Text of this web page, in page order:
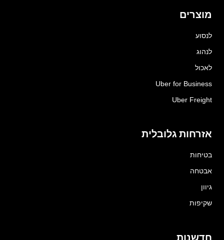
מוצרים
לנסוע
לנהוג
לאכול
Uber for Business
Uber Freight
אזרחות גלובלית
בטיחות
אבטחה
גיוון
שקיפות
חדשנות